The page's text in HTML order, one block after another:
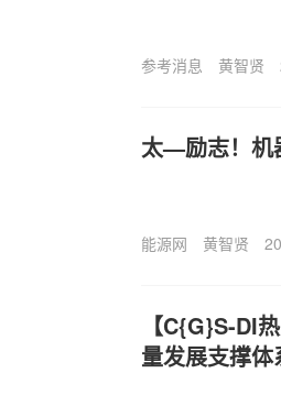
参考消息 黄智贤
太—励志！机
能源网 黄智贤
【C{G}S-DI
量发展支撑